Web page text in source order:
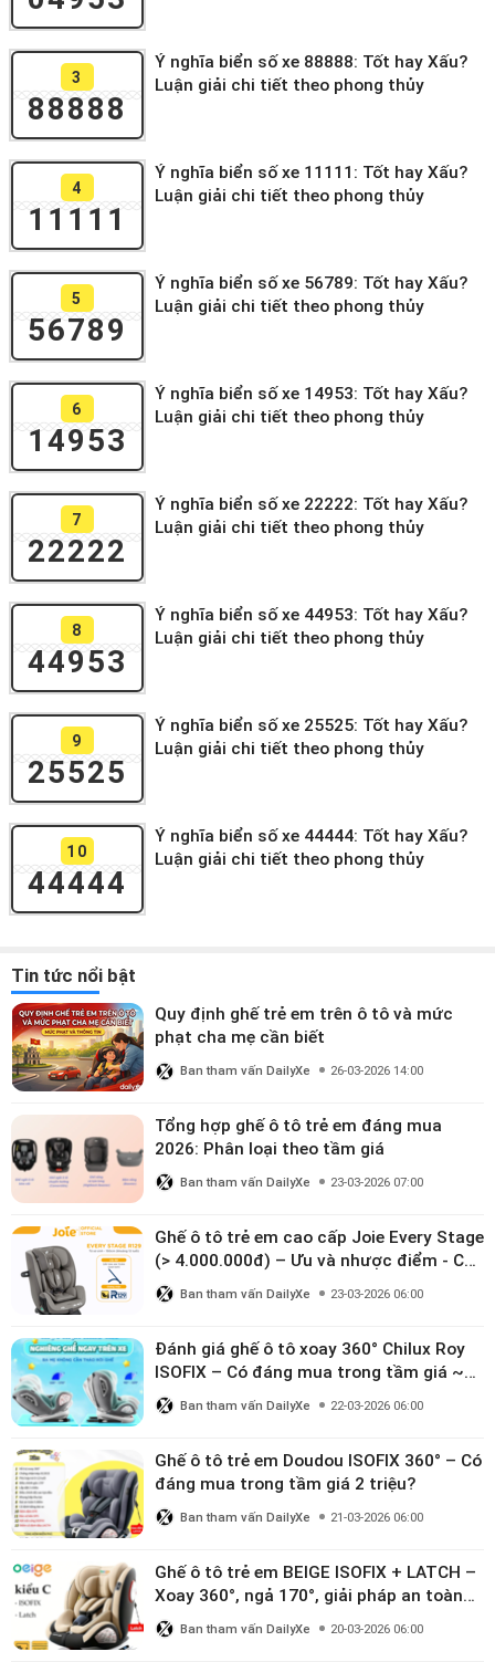
3
88888
Ý nghĩa biển số xe 88888: Tốt hay Xấu?
Luận giải chi tiết theo phong thủy
4
11111
Ý nghĩa biển số xe 11111: Tốt hay Xấu?
Luận giải chi tiết theo phong thủy
5
56789
Ý nghĩa biển số xe 56789: Tốt hay Xấu?
Luận giải chi tiết theo phong thủy
6
14953
Ý nghĩa biển số xe 14953: Tốt hay Xấu?
Luận giải chi tiết theo phong thủy
7
22222
Ý nghĩa biển số xe 22222: Tốt hay Xấu?
Luận giải chi tiết theo phong thủy
8
44953
Ý nghĩa biển số xe 44953: Tốt hay Xấu?
Luận giải chi tiết theo phong thủy
9
25525
Ý nghĩa biển số xe 25525: Tốt hay Xấu?
Luận giải chi tiết theo phong thủy
10
44444
Ý nghĩa biển số xe 44444: Tốt hay Xấu?
Luận giải chi tiết theo phong thủy
Tin tức nổi bật
Quy định ghế trẻ em trên ô tô và mức
phạt cha mẹ cần biết
Ban tham vấn DailyXe 26-03-2026 14:00
Tổng hợp ghế ô tô trẻ em đáng mua
2026: Phân loại theo tầm giá
Ban tham vấn DailyXe 23-03-2026 07:00
Ghế ô tô trẻ em cao cấp Joie Every Stage
(> 4.000.000đ) – Ưu và nhược điểm - Có
đáng đầu tư cho bé từ 0–12 tuổi?
Ban tham vấn DailyXe 23-03-2026 06:00
Đánh giá ghế ô tô xoay 360° Chilux Roy
ISOFIX – Có đáng mua trong tầm giá ~3
triệu
Ban tham vấn DailyXe 22-03-2026 06:00
Ghế ô tô trẻ em Doudou ISOFIX 360° – Có
đáng mua trong tầm giá 2 triệu?
Ban tham vấn DailyXe 21-03-2026 06:00
Ghế ô tô trẻ em BEIGE ISOFIX + LATCH –
Xoay 360°, ngả 170°, giải pháp an toàn
linh hoạt cho bé 0–10 tuổi
Ban tham vấn DailyXe 20-03-2026 06:00